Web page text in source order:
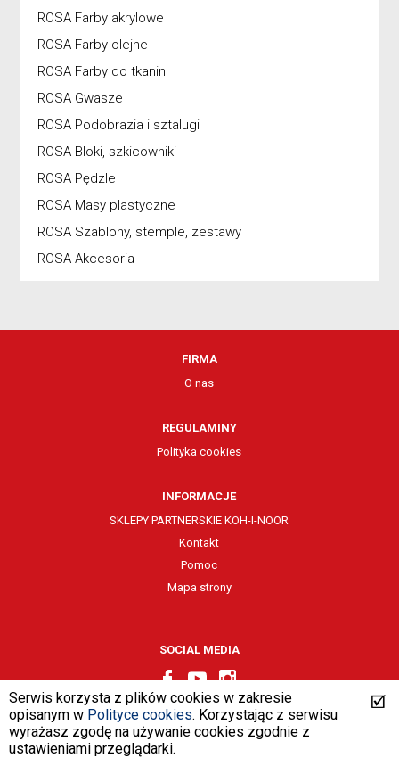
ROSA Farby akrylowe
ROSA Farby olejne
ROSA Farby do tkanin
ROSA Gwasze
ROSA Podobrazia i sztalugi
ROSA Bloki, szkicowniki
ROSA Pędzle
ROSA Masy plastyczne
ROSA Szablony, stemple, zestawy
ROSA Akcesoria
FIRMA
O nas
REGULAMINY
Polityka cookies
INFORMACJE
SKLEPY PARTNERSKIE KOH-I-NOOR
Kontakt
Pomoc
Mapa strony
SOCIAL MEDIA
Serwis korzysta z plików cookies w zakresie
opisanym w Polityce cookies. Korzystając z serwisu
wyrażasz zgodę na używanie cookies zgodnie z
ustawieniami przeglądarki.